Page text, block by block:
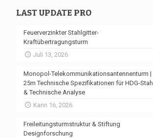
LAST UPDATE PRO
Feuerverzinkter Stahlgitter-
Kraftübertragungsturm
Juli 13, 2026
Monopol-Telekommunikationsantennenturm |
25m Technische Spezifikationen für HDG-Stahl
& Technische Analyse
Kann 16, 2026
Freileitungsturmstruktur & Stiftung
Designforschung